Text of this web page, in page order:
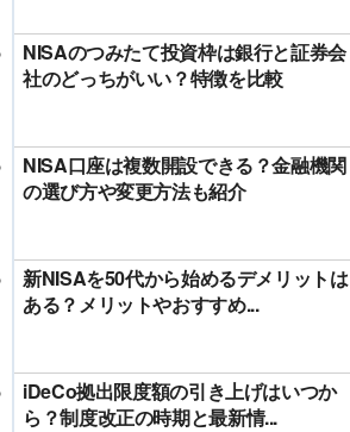
NISAのつみたて投資枠は銀行と証券会
社のどっちがいい？特徴を比較
NISA口座は複数開設できる？金融機関
の選び方や変更方法も紹介
新NISAを50代から始めるデメリットは
ある？メリットやおすすめ...
iDeCo拠出限度額の引き上げはいつか
ら？制度改正の時期と最新情...